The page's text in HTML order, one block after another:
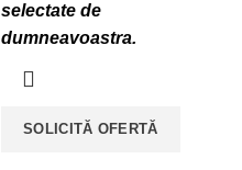
selectate de
dumneavoastra.
SOLICITĂ OFERTĂ